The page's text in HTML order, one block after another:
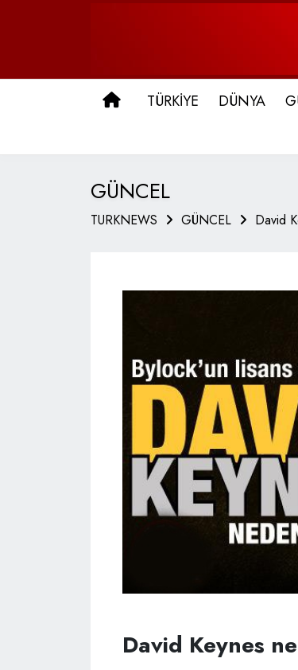
ANA SAYFA
TÜRKİYE DÜNYA
GÜNCEL
TURKNEWS GÜNCEL David
David Keynes